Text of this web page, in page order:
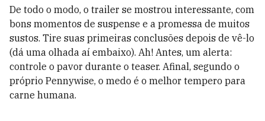
De todo o modo, o trailer se mostrou interessante, com
bons momentos de suspense e a promessa de muitos
sustos. Tire suas primeiras conclusões depois de vê-lo
(dá uma olhada aí embaixo). Ah! Antes, um alerta:
controle o pavor durante o teaser. Afinal, segundo o
próprio Pennywise, o medo é o melhor tempero para
carne humana.